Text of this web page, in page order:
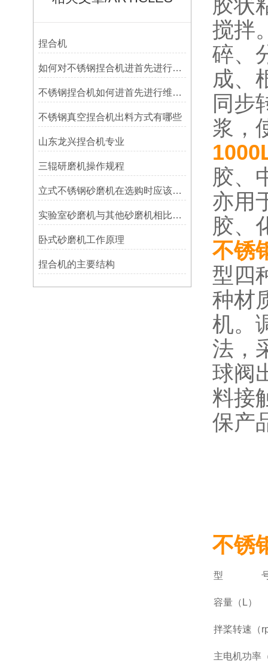
捏合机
如何对不锈钢捏合机进首先进行维护保养
不锈钢捏合机如何进首先进行维护保养
不锈钢真空捏合机出料方式有哪些
山东龙兴捏合机专业
三辊研磨机操作规程
立式不锈钢砂磨机在选购时应该注意些什么
实验室砂磨机与其他砂磨机相比具有哪些优势
卧式砂磨机工作原理
捏合机的主要结构
胶状
搅拌
碎、
成、
同步
浆，
胶、
亦用
胶、
不锈
型四
种材
机。
法，
球阀
料接
保产
不锈
型
容量（L）
拌桨转速（
主电机功率